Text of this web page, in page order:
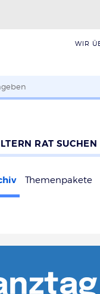
WIR
RAT SUCHEN
Themenpakete